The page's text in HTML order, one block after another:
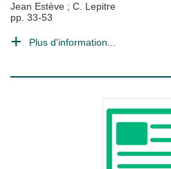
Jean Estève ; C. Lepitre
pp. 33-53
Plus d'information...